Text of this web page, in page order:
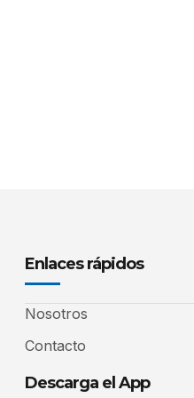
Enlaces rápidos
Nosotros
Contacto
Descarga el App